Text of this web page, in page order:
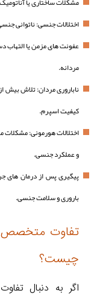
اختلالات جنسی: ناتوانی
عفونت‌ های مزمن یا التهاب
مردانه.
ناباروری مردان: تلاش بیش
کیفیت اسپرم.
اختلالات هورمونی: مشکلات
و عملکرد جنسی.
پیگیری پس از درمان‌ های
باروری و سلامت جنسی.
تفاوت متخصص
چیست؟
اگر به دنبال